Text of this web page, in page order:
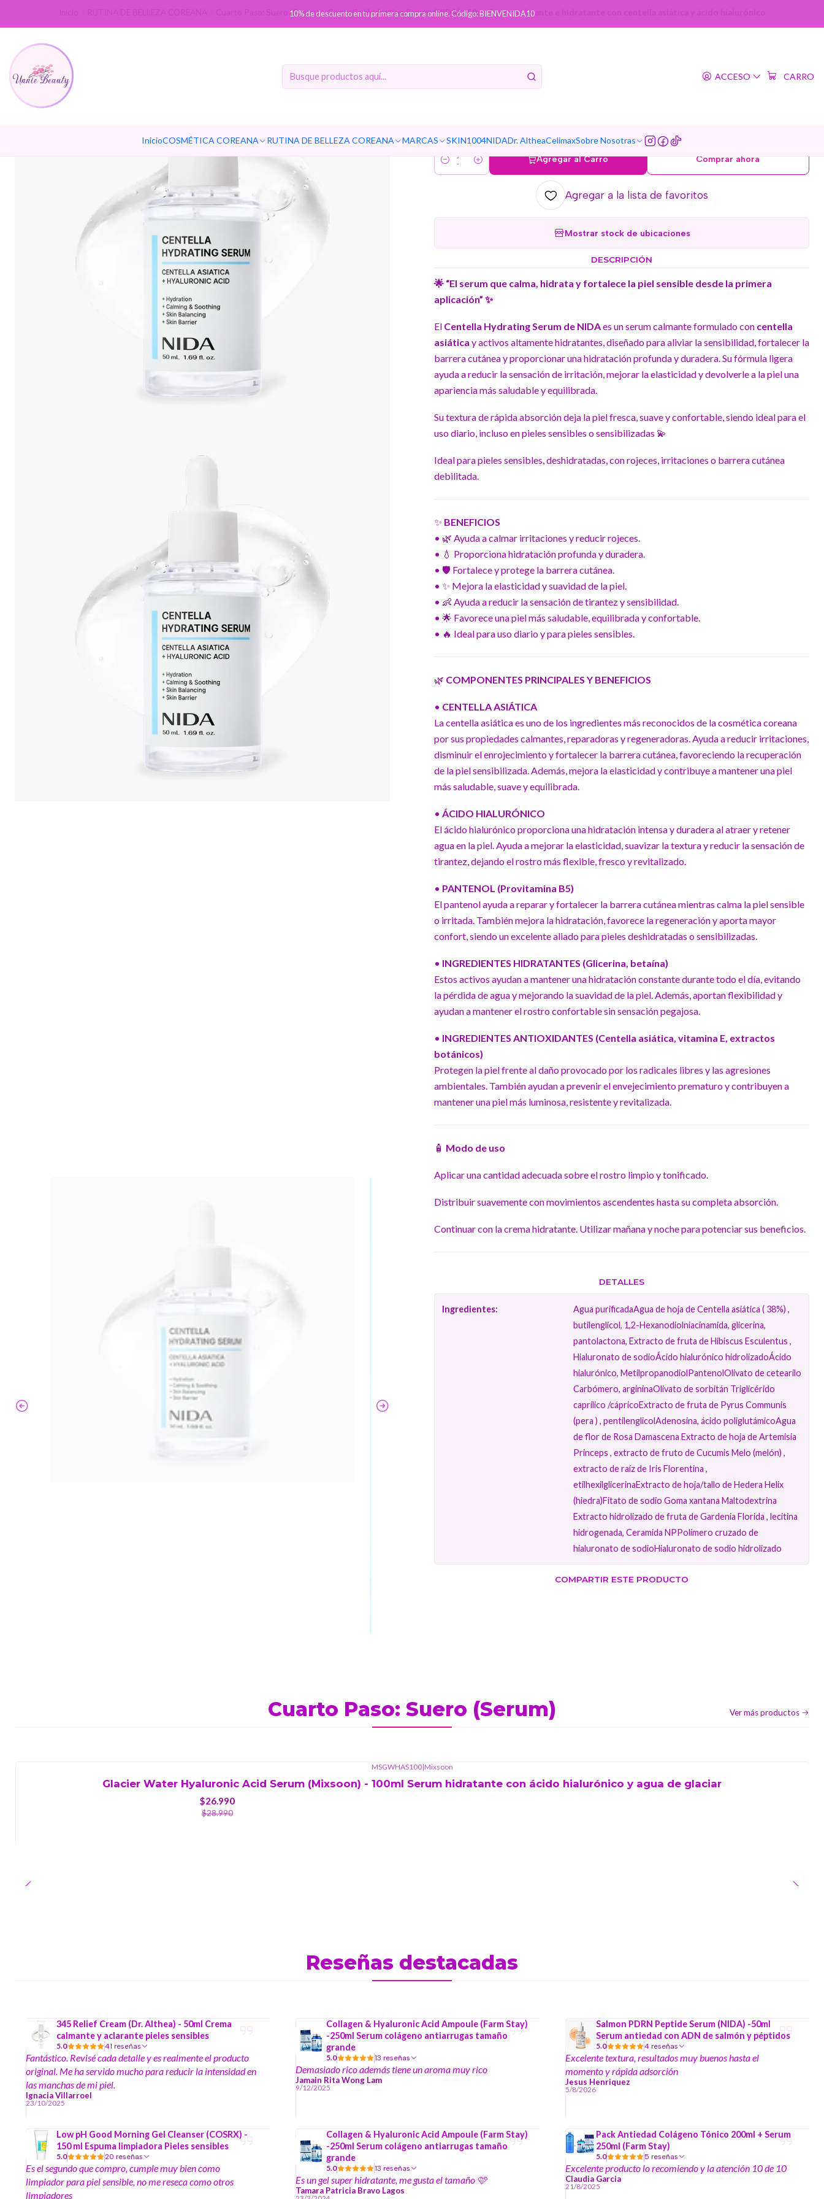
ACCESO CARRO
InicioCOSMÉTICA COREANA RUTINA DE BELLEZA COREANA MARCAS SKIN1004NIDADr. AltheaCelimaxSobre Nosotras
10% de descuento en tu primera compra online. Código: BIENVENIDA10
Cuarto Paso: Suero (Serum) Centella Hydrating Serum (NIDA) - 50ml Serum calmante e hidratante con centella asiática y ácido hialurónico
Centella Hydrating Serum (NIDA) -
50ml Serum calmante e hidratante
hialurónico
Cantidad
Agregar al Carro Comprar ahora
Agregar a la lista de favoritos
Mostrar stock de ubicaciones
DESCRIPCIÓN
🌟 “El serum que calma, hidrata y fortalece la piel sensible desde la primera
aplicación” ✨
El Centella Hydrating Serum de NIDAes un serum calmante formulado con centella
asiática y activos altamente hidratantes, diseñado para aliviar la sensibilidad, fortalecer la
barrera cutánea y proporcionar una hidratación profunda y duradera. Su fórmula ligera
ayuda a reducir la sensación de irritación, mejorar la elasticidad y devolverle a la piel una
apariencia más saludable y equilibrada.
Su textura de rápida absorción deja la piel fresca, suave y confortable, siendo ideal para el
uso diario, incluso en pieles sensibles o sensibilizadas 💫
Ideal para pieles sensibles, deshidratadas, con rojeces, irritaciones o barrera cutánea
debilitada.
✨ BENEFICIOS
• 🌿 Ayuda a calmar irritaciones y reducir rojeces.
• 💧 Proporciona hidratación profunda y duradera.
• 🛡️ Fortalece y protege la barrera cutánea.
• ✨ Mejora la elasticidad y suavidad de la piel.
• 👶 Ayuda a reducir la sensación de tirantez y sensibilidad.
• 🌟 Favorece una piel más saludable, equilibrada y confortable.
• 🔥 Ideal para uso diario y para pieles sensibles.
🌿 COMPONENTES PRINCIPALES Y BENEFICIOS
• CENTELLA ASIÁTICA
La centella asiática es uno de los ingredientes más reconocidos de la cosmética coreana
por sus propiedades calmantes, reparadoras y regeneradoras. Ayuda a reducir irritaciones,
disminuir el enrojecimiento y fortalecer la barrera cutánea, favoreciendo la recuperación
de la piel sensibilizada. Además, mejora la elasticidad y contribuye a mantener una piel
más saludable, suave y equilibrada.
• ÁCIDO HIALURÓNICO
El ácido hialurónico proporciona una hidratación intensa y duradera al atraer y retener
agua en la piel. Ayuda a mejorar la elasticidad, suavizar la textura y reducir la sensación de
tirantez, dejando el rostro más flexible, fresco y revitalizado.
• PANTENOL (Provitamina B5)
El pantenol ayuda a reparar y fortalecer la barrera cutánea mientras calma la piel sensible
o irritada. También mejora la hidratación, favorece la regeneración y aporta mayor
confort, siendo un excelente aliado para pieles deshidratadas o sensibilizadas.
• INGREDIENTES HIDRATANTES (Glicerina, betaína)
Estos activos ayudan a mantener una hidratación constante durante todo el día, evitando
la pérdida de agua y mejorando la suavidad de la piel. Además, aportan flexibilidad y
ayudan a mantener el rostro confortable sin sensación pegajosa.
• INGREDIENTES ANTIOXIDANTES (Centella asiática, vitamina E, extractos
botánicos)
Protegen la piel frente al daño provocado por los radicales libres y las agresiones
ambientales. También ayudan a prevenir el envejecimiento prematuro y contribuyen a
mantener una piel más luminosa, resistente y revitalizada.
🧴 Modo de uso
Aplicar una cantidad adecuada sobre el rostro limpio y tonificado.
Distribuir suavemente con movimientos ascendentes hasta su completa absorción.
Continuar con la crema hidratante. Utilizar mañana y noche para potenciar sus beneficios.
DETALLES
Ingredientes:
Agua purificadaAgua de hoja de Centella asiática ( 38%) ,
butilenglicol, 1,2-Hexanodiolniacinamida​, glicerina,
pantolactona, Extracto de fruta de Hibiscus Esculentus ,
Hialuronato de sodioÁcido hialurónico hidrolizadoÁcido
hialurónico, MetilpropanodiolPantenol​Olivato de cetearilo
Carbómero​, argininaOlivato de sorbitán Triglicérido
caprílico /cápricoExtracto de fruta de Pyrus Communis
(pera ) , pentilenglicolAdenosina​, ácido poliglutámicoAgua
de flor de Rosa Damascena Extracto de hoja de Artemisia
Princeps , extracto de fruto de Cucumis Melo (melón) ,
extracto de raíz de Iris Florentina ,
etilhexilglicerinaExtracto de hoja/tallo de Hedera Helix
(hiedra)Fitato de sodio Goma xantana Maltodextrina​
Extracto hidrolizado de fruta de Gardenia Florida , lecitina
hidrogenada, Ceramida NPPolímero cruzado de
hialuronato de sodioHialuronato de sodio hidrolizado
COMPARTIR ESTE PRODUCTO
Cuarto Paso: Suero (Serum) Ver más productos
MSGWHAS100|Mixsoon
Glacier Water Hyaluronic Acid Serum (Mixsoon) - 100ml Serum hidratante con ácido hialurónico y agua de glaciar
$26.990
$28.990
Reseñas destacadas
345 Relief Cream (Dr. Althea) - 50ml Crema
calmante y aclarante pieles sensibles
5.0 41 reseñas
Fantástico. Revisé cada detalle y es realmente el producto
original. Me ha servido mucho para reducir la intensidad en
las manchas de mi piel.
Ignacia Villarroel
23/10/2025
Collagen & Hyaluronic Acid Ampoule (Farm Stay)
-250ml Serum colágeno antiarrugas tamaño
grande
5.0 13 reseñas
Demasiado rico además tiene un aroma muy rico
Jamain Rita Wong Lam
9/12/2025
Salmon PDRN Peptide Serum (NIDA) -50ml
Serum antiedad con ADN de salmón y péptidos
5.0 4 reseñas
Excelente textura, resultados muy buenos hasta el
momento y rápida adsorción
Jesus Henriquez
5/8/2026
Low pH Good Morning Gel Cleanser (COSRX) -
150 ml Espuma limpiadora Pieles sensibles
5.0 20 reseñas
Es el segundo que compro, cumple muy bien como
limpiador para piel sensible, no me reseca como otros
limpiadores
Collagen & Hyaluronic Acid Ampoule (Farm Stay)
-250ml Serum colágeno antiarrugas tamaño
grande
5.0 13 reseñas
Es un gel super hidratante, me gusta el tamaño 🩷
Tamara Patricia Bravo Lagos
Pack Antiedad Colágeno Tónico 200ml + Serum
250ml (Farm Stay)
5.0 5 reseñas
Excelente producto lo recomiendo y la atención 10 de 10
Claudia Garcia
21/8/2025